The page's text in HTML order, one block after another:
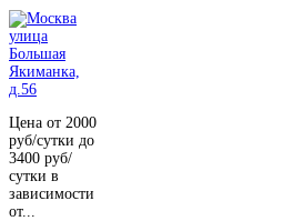
Цена от 2000
руб/сутки до
3400 руб/
сутки в
зависимости
от...